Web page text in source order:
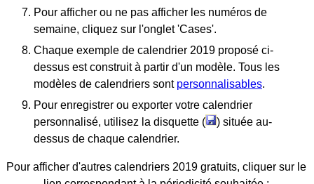
Pour afficher ou ne pas afficher les numéros de
semaine, cliquez sur l'onglet 'Cases'.
Chaque exemple de calendrier 2019 proposé ci-
dessus est construit à partir d'un modèle. Tous les
modèles de calendriers sont personnalisables.
Pour enregistrer ou exporter votre calendrier
personnalisé, utilisez la disquette (
) située au-
dessus de chaque calendrier.
Pour afficher d'autres calendriers 2019 gratuits, cliquer sur le